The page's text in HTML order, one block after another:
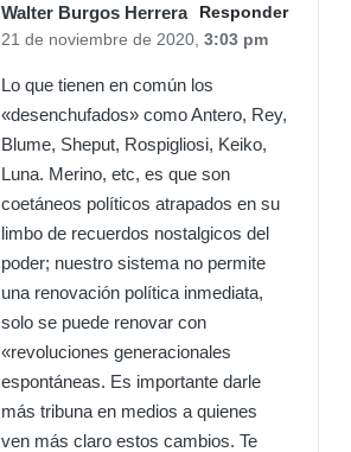
Walter Burgos Herrera
Responder
21 de noviembre de 2020, 3:03 pm
Lo que tienen en común los
«desenchufados» como Antero, Rey,
Blume, Sheput, Rospigliosi, Keiko,
Luna. Merino, etc, es que son
coetáneos políticos atrapados en su
limbo de recuerdos nostalgicos del
poder; nuestro sistema no permite
una renovación política inmediata,
solo se puede renovar con
«revoluciones generacionales
espontáneas. Es importante darle
más tribuna en medios a quienes
ven más claro estos cambios. Te